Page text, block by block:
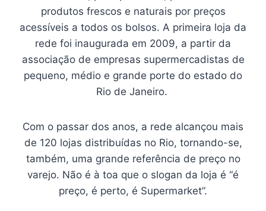
produtos frescos e naturais por preços
acessíveis a todos os bolsos. A primeira loja da
rede foi inaugurada em 2009, a partir da
associação de empresas supermercadistas de
pequeno, médio e grande porte do estado do
Rio de Janeiro.
Com o passar dos anos, a rede alcançou mais
de 120 lojas distribuídas no Rio, tornando-se,
também, uma grande referência de preço no
varejo. Não é à toa que o slogan da loja é “é
preço, é perto, é Supermarket”.